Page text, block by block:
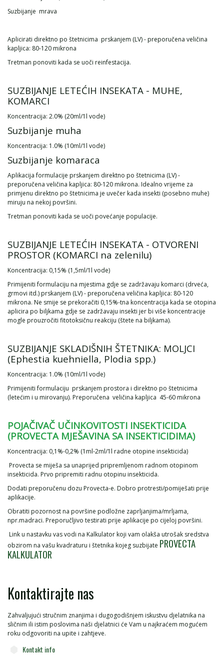
Suzbijanje mrava
Aplicirati direktno po štetnicima prskanjem (LV) - preporučena veličina
kapljica: 80-120 mikrona
Tretman ponoviti kada se uoči reinfestacija.
SUZBIJANJE LETEĆIH INSEKATA - MUHE,
KOMARCI
Koncentracija: 2.0% (20ml/1l vode)
Suzbijanje muha
Koncentracija: 1.0% (10ml/1l vode)
Suzbijanje komaraca
Aplikacija formulacije prskanjem direktno po štetnicima (LV) -
preporučena veličina kapljica: 80-120 mikrona. Idealno vrijeme za
primjenu direktno po štetnicima je uvečer kada insekti (posebno muhe)
miruju na nekoj površini.
Tretman ponoviti kada se uoči povećanje populacije.
SUZBIJANJE LETEĆIH INSEKATA - OTVORENI
PROSTOR (KOMARCI na zelenilu)
Koncentracija: 0,15% (1,5ml/1l vode)
Primijeniti formulaciju na mjestima gdje se zadržavaju komarci (drveća,
grmovi itd.) prskanjem (LV) - preporučena veličina kapljica: 80-120
mikrona. Ne smije se prekoračiti 0,15%-tna koncentracija kada se otopina
aplicira po biljkama gdje se zadržavaju insekti jer bi više koncentracije
mogle prouzročiti fitotoksičnu reakciju (štete na biljkama).
SUZBIJANJE SKLADIŠNIH ŠTETNIKA: MOLJCI
(Ephestia kuehniella, Plodia spp.)
Koncentracija: 1.0% (10ml/1l vode)
Primijeniti formulaciju prskanjem prostora i direktno po štetnicima
(letećim i u mirovanju). Preporučena veličina kapljica 45-60 mikrona
POJAČIVAČ UČINKOVITOSTI INSEKTICIDA
(PROVECTA MJEŠAVINA SA INSEKTICIDIMA)
Koncentracija: 0,1%-0,2% (1ml-2ml/1l radne otopine insekticida)
Provecta se miješa sa unaprijed pripremljenom radnom otopinom
insekticida. Prvo pripremiti radnu otopinu insekticida.
Dodati preporučenu dozu Provecta-e. Dobro protresti/pomiješati prije
aplikacije.
Obratiti pozornost na površine podložne zaprljanjima/mrljama,
npr.madraci. Preporučljivo testirati prije aplikacije po cijeloj površini.
Link u nastavku vas vodi na Kalkulator koji vam olakša utrošak sredstva
obzirom na vašu kvadraturu i štetnika kojeg suzbijate PROVECTA
KALKULATOR
Kontaktirajte nas
Zahvaljujući stručnim znanjima i dugogodišnjem iskustvu djelatnika na
sličnim ili istim poslovima naši djelatnici će Vam u najkraćem mogućem
roku odgovoriti na upite i zahtjeve.
Kontakt info